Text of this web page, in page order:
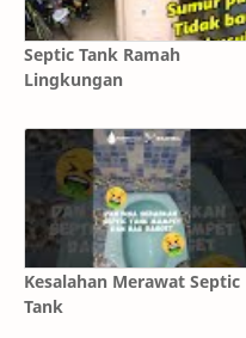
Septic Tank Ramah
Lingkungan
Kesalahan Merawat Septic
Tank